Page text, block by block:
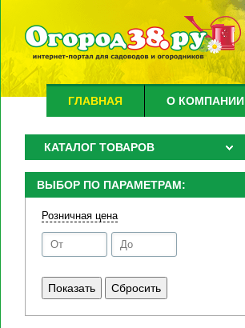
ГЛАВНАЯ О КОМПАНИИ
КАТАЛОГ ТОВАРОВ
ВЫБОР ПО ПАРАМЕТРАМ:
Розничная цена